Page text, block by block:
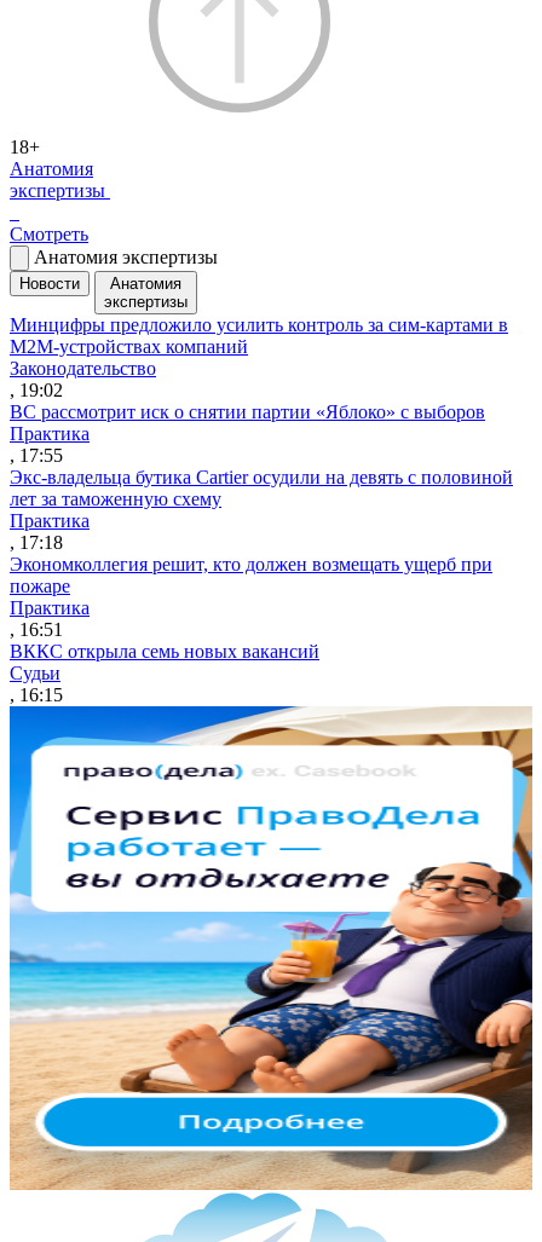
18+
Анатомия
экспертизы
Смотреть
Анатомия экспертизы
Новости
Анатомия
экспертизы
Минцифры предложило усилить контроль за сим-картами в
M2M-устройствах компаний
Законодательство
, 19:02
ВС рассмотрит иск о снятии партии «Яблоко» с выборов
Практика
, 17:55
Экс-владельца бутика Cartier осудили на девять с половиной
лет за таможенную схему
Практика
, 17:18
Экономколлегия решит, кто должен возмещать ущерб при
пожаре
Практика
, 16:51
ВККС открыла семь новых вакансий
Судьи
, 16:15